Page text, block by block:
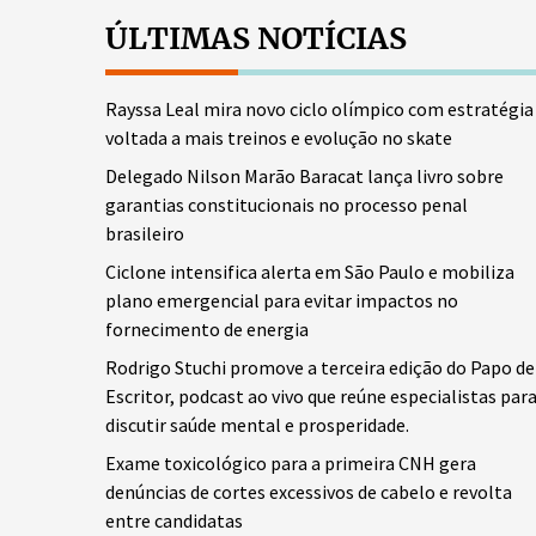
ÚLTIMAS NOTÍCIAS
Rayssa Leal mira novo ciclo olímpico com estratégia
voltada a mais treinos e evolução no skate
Delegado Nilson Marão Baracat lança livro sobre
garantias constitucionais no processo penal
brasileiro
Ciclone intensifica alerta em São Paulo e mobiliza
plano emergencial para evitar impactos no
fornecimento de energia
Rodrigo Stuchi promove a terceira edição do Papo de
Escritor, podcast ao vivo que reúne especialistas para
discutir saúde mental e prosperidade.
Exame toxicológico para a primeira CNH gera
denúncias de cortes excessivos de cabelo e revolta
entre candidatas